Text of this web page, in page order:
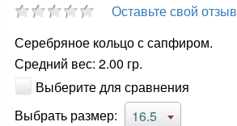
Оставьте свой отзыв
Серебряное кольцо с сапфиром.
Средний вес: 2.00 гр.
Выберите для сравнения
Выбрать размер:
16.5